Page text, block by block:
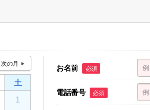
土
1
お名前 必須
電話番号 必須